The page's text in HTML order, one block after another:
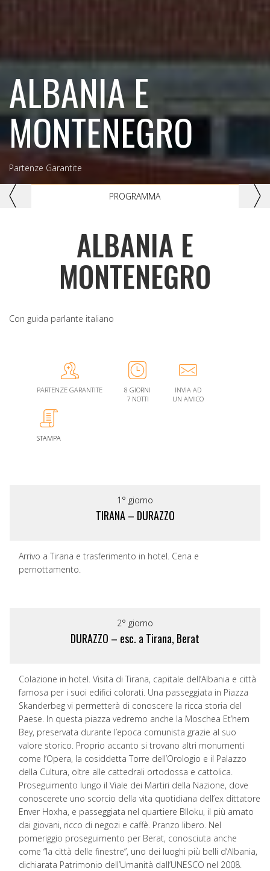
ALBANIA E
MONTENEGRO
Partenze Garantite
PROGRAMMA
ALBANIA E
MONTENEGRO
Con guida parlante italiano
PARTENZE GARANTITE
8 GIORNI
7 NOTTI
INVIA AD
UN AMICO
STAMPA
1° giorno
TIRANA – DURAZZO
Arrivo a Tirana e trasferimento in hotel. Cena e
pernottamento.
2° giorno
DURAZZO – esc. a Tirana, Berat
Colazione in hotel. Visita di Tirana, capitale dell’Albania e città
famosa per i suoi edifici colorati. Una passeggiata in Piazza
Skanderbeg vi permetterà di conoscere la ricca storia del
Paese. In questa piazza vedremo anche la Moschea Et’hem
Bey, preservata durante l’epoca comunista grazie al suo
valore storico. Proprio accanto si trovano altri monumenti
come l’Opera, la cosiddetta Torre dell’Orologio e il Palazzo
della Cultura, oltre alle cattedrali ortodossa e cattolica.
Proseguimento lungo il Viale dei Martiri della Nazione, dove
conoscerete uno scorcio della vita quotidiana dell’ex dittatore
Enver Hoxha, e passeggiata nel quartiere Blloku, il più amato
dai giovani, ricco di negozi e caffè. Pranzo libero. Nel
pomeriggio proseguimento per Berat, conosciuta anche
come “la città delle finestre”, uno dei luoghi più belli d’Albania,
dichiarata Patrimonio dell’Umanità dall’UNESCO nel 2008.